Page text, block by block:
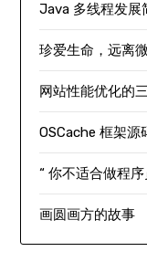
Java 多线程发展
珍爱生命，远离
网站性能优化的
OSCache 框架源
“ 你不适合做程序
画圆画方的故事